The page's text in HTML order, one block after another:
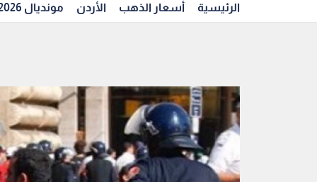
الرئيسية أسعار الذهب الأردن مونديال 2026